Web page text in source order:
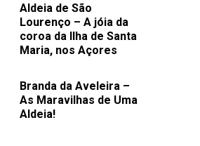
Aldeia de São
Lourenço – A jóia da
coroa da Ilha de Santa
Maria, nos Açores
Branda da Aveleira –
As Maravilhas de Uma
Aldeia!